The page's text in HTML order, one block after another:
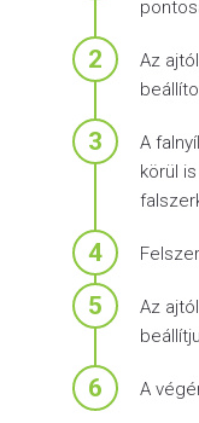
2
Az
3
A
körül
4
5
Az
6 A